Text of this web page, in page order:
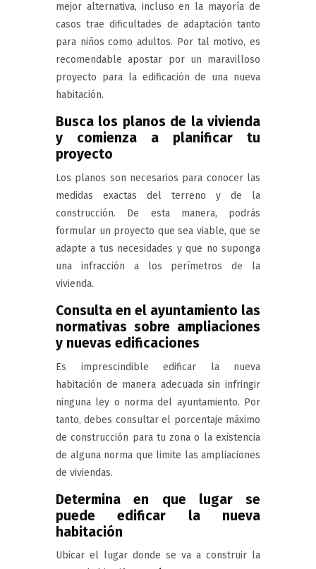
mejor alternativa, incluso en la mayoría de
casos trae dificultades de adaptación tanto
para niños como adultos. Por tal motivo, es
recomendable apostar por un maravilloso
proyecto para la edificación de una nueva
habitación.
Busca los planos de la vivienda
y comienza a planificar tu
proyecto
Los planos son necesarios para conocer las
medidas exactas del terreno y de la
construcción. De esta manera, podrás
formular un proyecto que sea viable, que se
adapte a tus necesidades y que no suponga
una infracción a los perímetros de la
vivienda.
Consulta en el ayuntamiento las
normativas sobre ampliaciones
y nuevas edificaciones
Es imprescindible edificar la nueva
habitación de manera adecuada sin infringir
ninguna ley o norma del ayuntamiento. Por
tanto, debes consultar el porcentaje máximo
de construcción para tu zona o la existencia
de alguna norma que limite las ampliaciones
de viviendas.
Determina en que lugar se
puede edificar la nueva
habitación
Ubicar el lugar donde se va a construir la